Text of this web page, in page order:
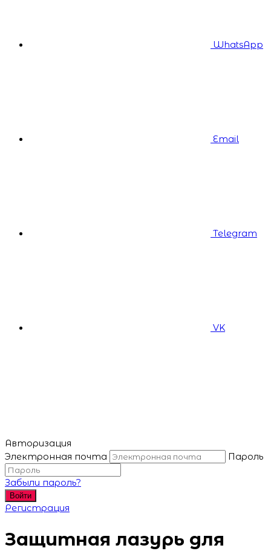
WhatsApp
Email
Telegram
VK
Авторизация
Электронная почта
Пароль
Забыли пароль?
Войти
Регистрация
Защитная лазурь для